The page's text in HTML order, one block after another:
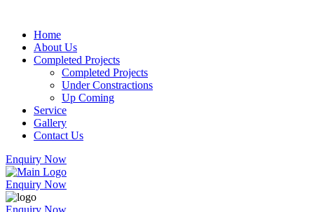
Home
About Us
Completed Projects
Completed Projects
Under Constractions
Up Coming
Service
Gallery
Contact Us
Enquiry Now
Enquiry Now
Enquiry Now